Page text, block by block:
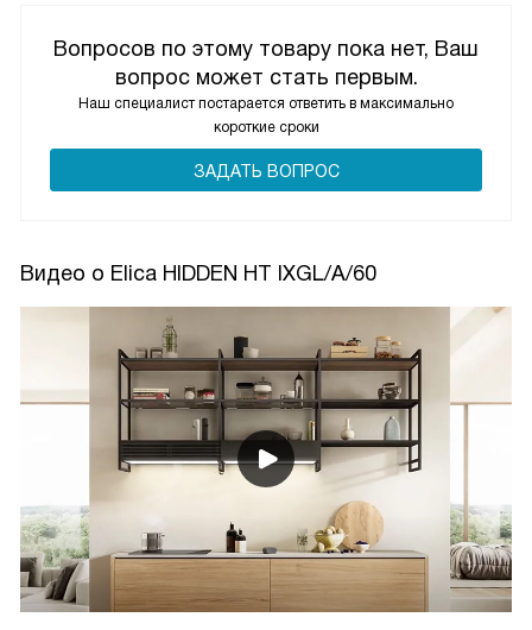
Вопросов по этому товару пока нет, Ваш
вопрос может стать первым.
Наш специалист постарается ответить в максимально
короткие сроки
ЗАДАТЬ ВОПРОС
Видео о Elica HIDDEN HT IXGL/A/60